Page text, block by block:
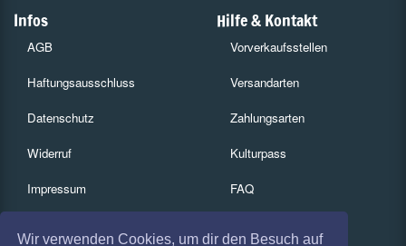
Wir verwenden Cookies, um dir den Besuch auf
Infos
AGB
Haftungsausschluss
Datenschutz
Widerruf
Impressum
Hilfe & Kontakt
Vorverkaufsstellen
Versandarten
Zahlungsarten
Kulturpass
FAQ
Services